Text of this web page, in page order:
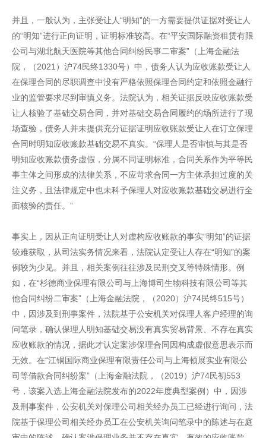
并且，一般认为，主张受让人“明知”的一方需要提供证据对受让人
的“明知”进行正向证明，证明标准较高。在“平安国际融资租赁有限
公司与湖北航天医院等其他合同纠纷民事二审案”（上海金融法
院，（2021）沪74民终1330号）中，债务人认为应收账款受让人
在保理合同的尽职调查中没有严格依照保理合同约定和依照金融行
业的监管要求尽到审慎义务。法院认为，相关证据反映应收账款受
让人核验了基础交易合同，并对基础交易合同履约的场所进行了现
场查验，债务人并未提供充分证据证明应收账款受让人在订立保理
合同时明知应收账款基础交易不真实。“保理人是否审慎与其是否
明知应收账款债务虚假，分属不同证明标准，合同关系作为平等民
事主体之间形成的法律关系，不应苛求合同一方主体承担过度的关
注义务，且法律规定中也未科予保理人对应收账款基础交易进行全
面核验的责任。”
事实上，因从正向证明受让人对虚构应收账款的事实“明知”的证据
较难获取，从司法实务情况来看，法院认定受让人存在“明知”的案
例较为少见。并且，相关案例往往涉及民刑交叉等特殊情形。例
如，在“杉德商业保理有限公司与上海博司生物科技有限公司等其
他合同纠纷二审案”（上海金融法院，（2020）沪74民终515号）
中，因涉及到刑事案件，法院基于公安机关对保理人客户经理的询
问笔录，确认保理人明知基础交易没有真实贸易背景、不存在真实
应收账款的情况，据此才认定案涉保理合同因构成虚假意思表示而
无效。在“江铜国际商业保理有限责任公司与上海顿展实业有限公
司等借款合同纠纷案”（上海金融法院，（2019）沪74民初553
号，该案入选上海金融法院发布的2022年度典型案例）中，因涉
及刑事案件，公安机关对保理公司相关经办员工已经进行询问，法
院基于保理公司相关经办员工在公安机关询问笔录中的陈述与在庭